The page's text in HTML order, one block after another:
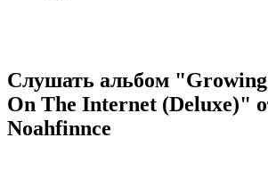
Слушать альбом
On The Internet (Deluxe)"
Noahfinnce